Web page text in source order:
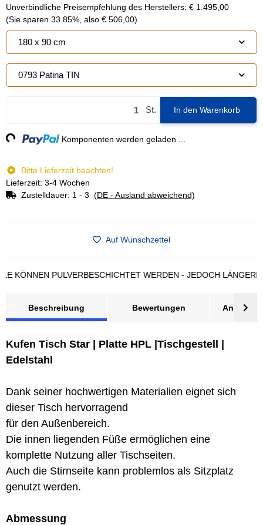
Unverbindliche Preisempfehlung des Herstellers: € 1.495,00
(Sie sparen 33.85% , also € 506,00)
180 x 90 cm
0793 Patina TIN
St. In den Warenkorb
Komponenten werden geladen ...
Bitte Lieferzeit beachten!
Lieferzeit: 3-4 Wochen
Zustelldauer: 1 - 3 (DE - Ausland abweichend)
Auf Wunschzettel
PULVERBESCHICHTET WERDEN - JEDOCH LÄNGERE
Beschreibung Bewertungen Angebot
Kufen Tisch Star | Platte HPL |Tischgestell |
Edelstahl
Dank seiner hochwertigen Materialien eignet sich
dieser Tisch hervorragend
für den Außenbereich.
Die innen liegenden Füße ermöglichen eine
komplette Nutzung aller Tischseiten.
Auch die Stirnseite kann problemlos als Sitzplatz
genutzt werden.
Abmessung